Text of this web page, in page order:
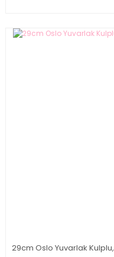
29cm Oslo Yuvarlak